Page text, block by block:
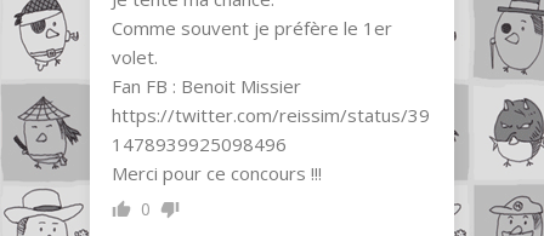
Comme souvent je préfère le 1er
volet.
Fan FB : Benoit Missier
https://twitter.com/reissim/status/39
1478939925098496
Merci pour ce concours !!!
0